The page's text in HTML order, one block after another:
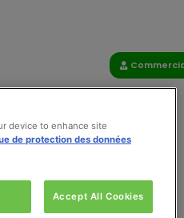
device to enhance site
de protection des données
Accept All Cookies